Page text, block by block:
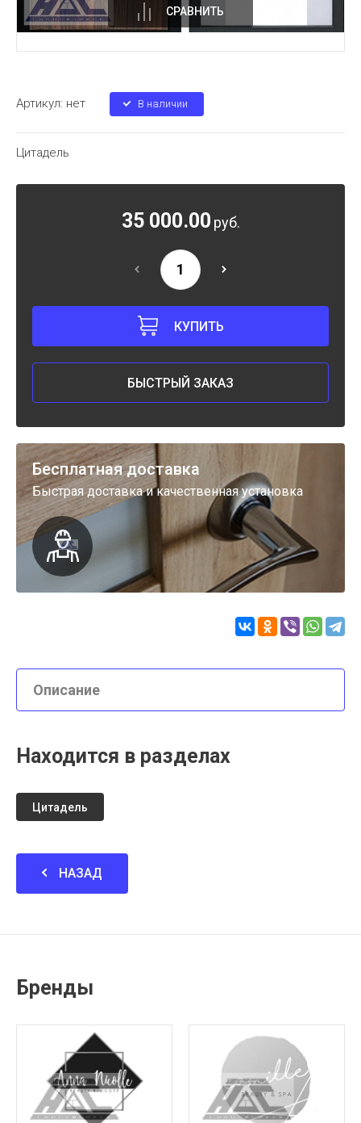
СРАВНИТЬ
Артикул: нет В наличии
Цитадель
35 000.00 руб.
КУПИТЬ
БЫСТРЫЙ ЗАКАЗ
Бесплатная доставка
Быстрая доставка и качественная установка
Описание
Находится в разделах
Цитадель
НАЗАД
Бренды